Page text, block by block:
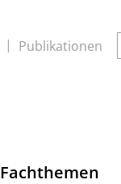
Publikationen
Fachthemen